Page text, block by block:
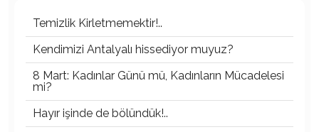
Temizlik Kirletmemektir!..
Kendimizi Antalyalı hissediyor muyuz?
8 Mart: Kadınlar Günü mü, Kadınların Mücadelesi
mi?
Hayır işinde de bölündük!..